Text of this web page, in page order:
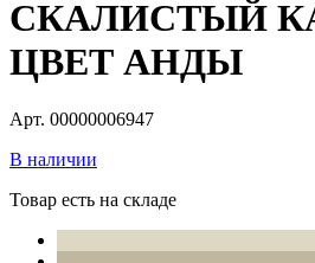
СКАЛИСТЫЙ
ЦВЕТ АНДЫ
Арт. 00000006947
В наличии
Товар есть на складе